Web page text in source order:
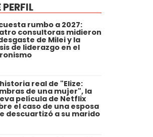
rumbo a 2027:
consultoras midieron
de Milei y la
de liderazgo en el
real de "Elize:
de una mujer", la
película de Netflix
el caso de una esposa
descuartizó a su marido